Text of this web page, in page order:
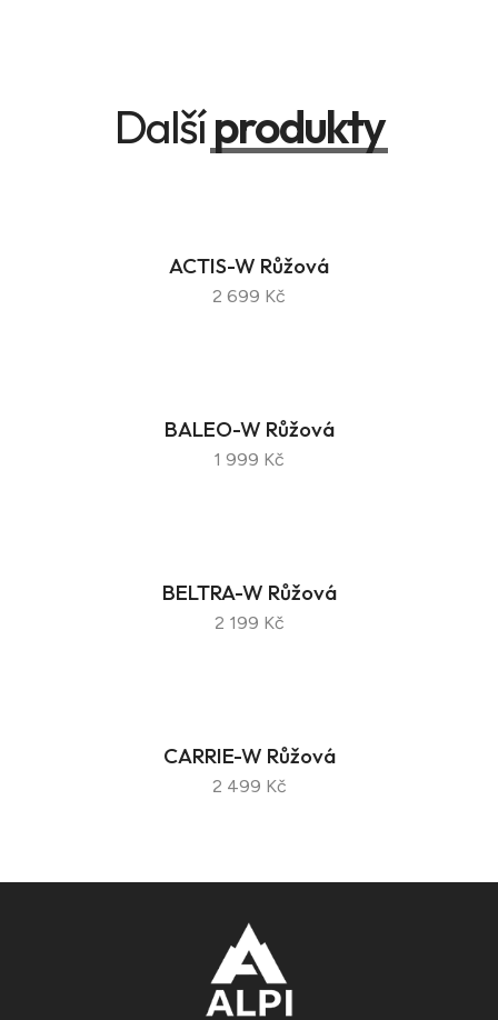
Dalšíprodukty
ACTIS-W Růžová
2 699 Kč
BALEO-W Růžová
1 999 Kč
BELTRA-W Růžová
2 199 Kč
CARRIE-W Růžová
2 499 Kč